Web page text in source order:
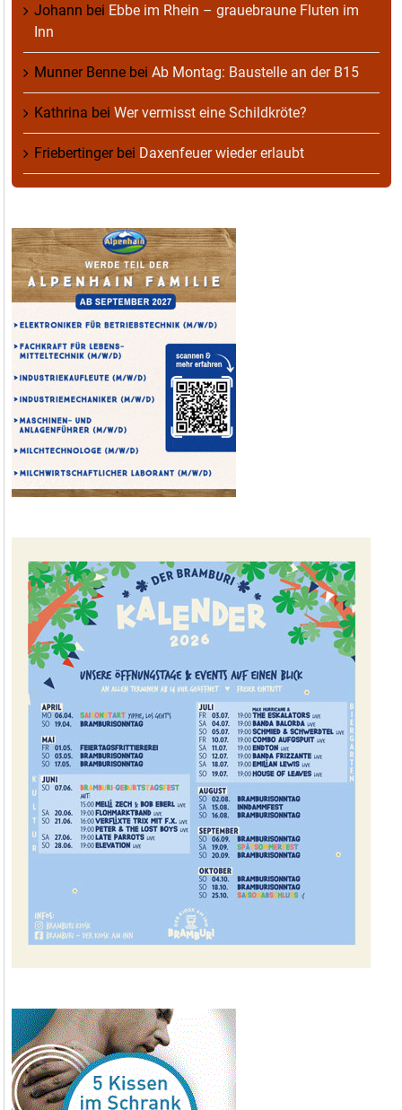
Johann bei Ebbe im Rhein – grauebraune Fluten im
Inn
Munner Benne bei Ab Montag: Baustelle an der B15
Kathrina bei Wer vermisst eine Schildkröte?
Friebertingerbei Daxenfeuer wieder erlaubt